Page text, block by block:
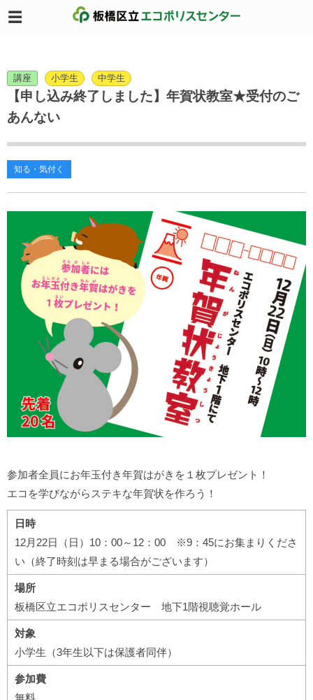
講座 小学生 中学生
【申し込み終了しました】年賀状教室★受付のご
あんない
知る・気付く
参加者全員にお年玉付き年賀はがきを１枚プレゼント！
エコを学びながらステキな年賀状を作ろう！
日時
12月22日（日）10：00～12：00 ※9：45にお集まりくださ
い（終了時刻は早まる場合がございます）
場所
板橋区立エコポリスセンター 地下1階視聴覚ホール
対象
小学生（3年生以下は保護者同伴）
参加費
無料